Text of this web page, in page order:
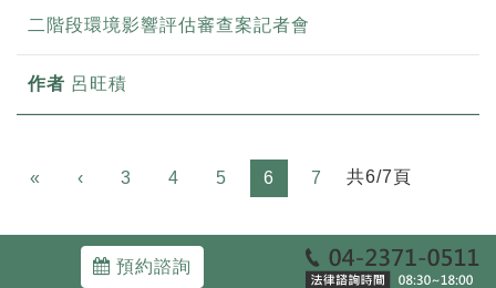
二階段環境影響評估審查案記者會
呂旺積
« Previous
‹ 3 4 5 6 7 共6/7頁
預約諮詢